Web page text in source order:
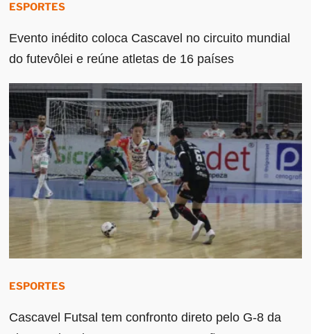
ESPORTES
Evento inédito coloca Cascavel no circuito mundial
do futevôlei e reúne atletas de 16 países
ESPORTES
Cascavel Futsal tem confronto direto pelo G-8 da